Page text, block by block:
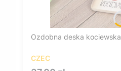
Ozdobna deska kociewska
CZEC